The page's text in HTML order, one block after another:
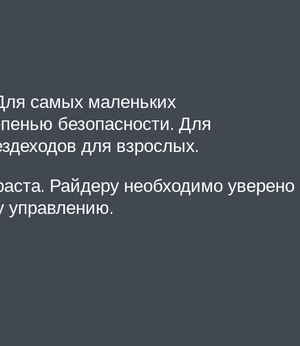
самых маленьких
безопасности. Для
для взрослых.
Райдеру необходимо уверено
управлению.